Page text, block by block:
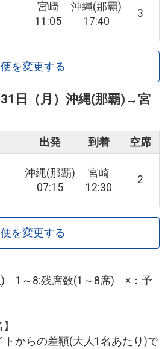
宮崎
11:05
沖縄(那覇)
17:40
3
便を変更する
日（月） 沖縄(那覇) →宮
出発 到着 空席
沖縄(那覇)
07:15
宮崎
12:30
2
便を変更する
) 1～8:残席数(1～8席) ×：予
からの差額(大人1名あたり)で